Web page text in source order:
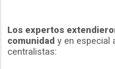
Los expertos
comunidad y en especial
centralistas: